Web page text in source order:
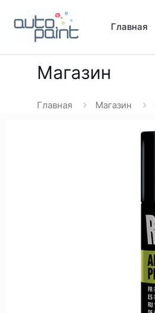
Главная
Магазин
Главная Магазин